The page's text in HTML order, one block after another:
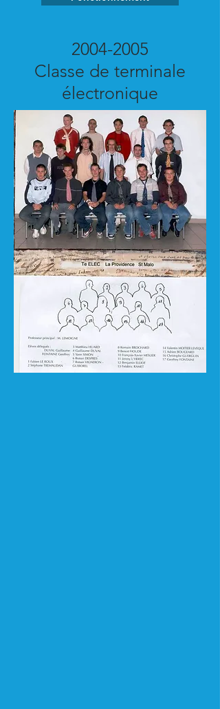
2004-2005
Classe de terminale
électronique